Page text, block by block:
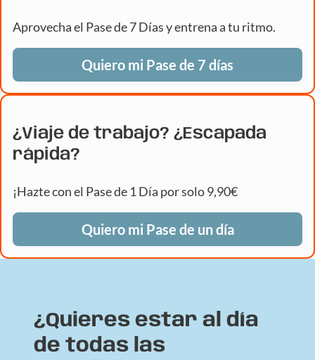
Aprovecha el Pase de 7 Días y entrena a tu ritmo.
Quiero mi Pase de 7 días
¿Viaje de trabajo? ¿Escapada
rápida?
¡Hazte con el Pase de 1 Día por solo 9,90€
Quiero mi Pase de un día
¿Quieres estar al día
de todas las